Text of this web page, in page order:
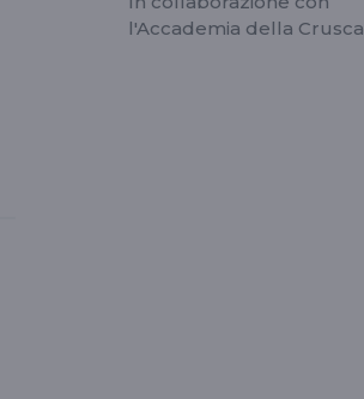
l'Accademia della Crusca